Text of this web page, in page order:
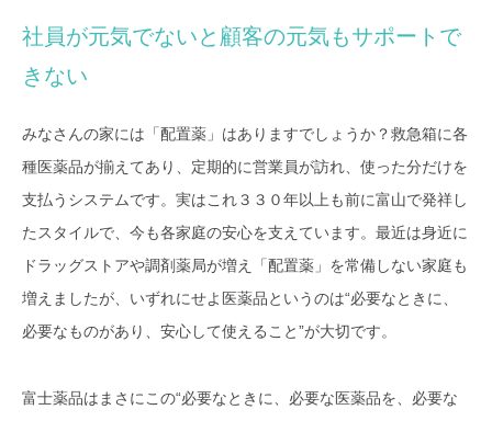
社員が元気でないと顧客の元気もサポートで
きない
みなさんの家には「配置薬」はありますでしょうか？救急箱に各
種医薬品が揃えてあり、定期的に営業員が訪れ、使った分だけを
支払うシステムです。実はこれ３３０年以上も前に富山で発祥し
たスタイルで、今も各家庭の安心を支えています。最近は身近に
ドラッグストアや調剤薬局が増え「配置薬」を常備しない家庭も
増えましたが、いずれにせよ医薬品というのは“必要なときに、
必要なものがあり、安心して使えること”が大切です。
富士薬品はまさにこの“必要なときに、必要な医薬品を、必要な